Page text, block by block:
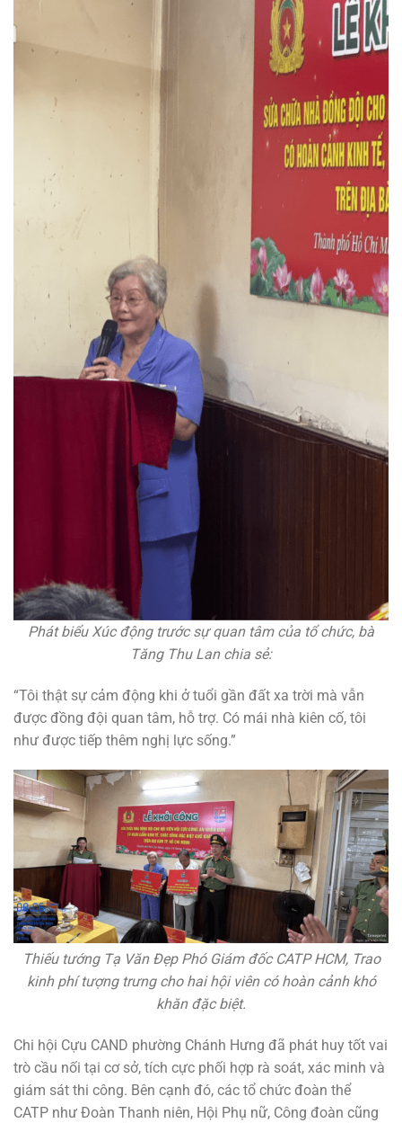
Phát biểu Xúc động trước sự quan tâm của tổ chức, bà
Tăng Thu Lan chia sẻ:
“Tôi thật sự cảm động khi ở tuổi gần đất xa trời mà vẫn
được đồng đội quan tâm, hỗ trợ. Có mái nhà kiên cố, tôi
như được tiếp thêm nghị lực sống.”
Thiếu tướng Tạ Văn Đẹp Phó Giám đốc CATP HCM, Trao
kinh phí tượng trưng cho hai hội viên có hoàn cảnh khó
khăn đặc biệt.
Chi hội Cựu CAND phường Chánh Hưng đã phát huy tốt vai
trò cầu nối tại cơ sở, tích cực phối hợp rà soát, xác minh và
giám sát thi công. Bên cạnh đó, các tổ chức đoàn thể
CATP như Đoàn Thanh niên, Hội Phụ nữ, Công đoàn cũng